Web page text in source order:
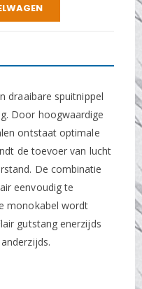
draaibare spuitnippel
Door hoogwaardige
ontstaat optimale
de toevoer van lucht
De combinatie
eenvoudig te
monokabel wordt
gutstang enerzijds